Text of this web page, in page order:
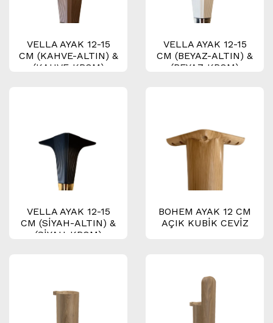
VELLA AYAK 12-15
CM (KAHVE-ALTIN) &
(KAHVE-KROM)
VELLA AYAK 12-15
CM (BEYAZ-ALTIN) &
(BEYAZ-KROM)
VELLA AYAK 12-15
CM (SİYAH-ALTIN) &
(SİYAH-KROM)
BOHEM AYAK 12 CM
AÇIK KUBİK CEVİZ